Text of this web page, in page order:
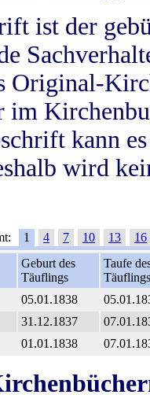
ist der
Original-
im
kann
wird
1 4 7 10 13
16
Geburt des
Täuflings
Taufe
Täuflings
05.01.1838
31.12.1837
01.01.1838